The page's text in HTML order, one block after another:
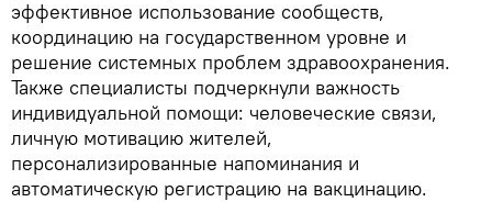
эффективное использование сообществ,
координацию на государственном уровне и
решение системных проблем здравоохранения.
Также специалисты подчеркнули важность
индивидуальной помощи: человеческие связи,
личную мотивацию жителей,
персонализированные напоминания и
автоматическую регистрацию на вакцинацию.